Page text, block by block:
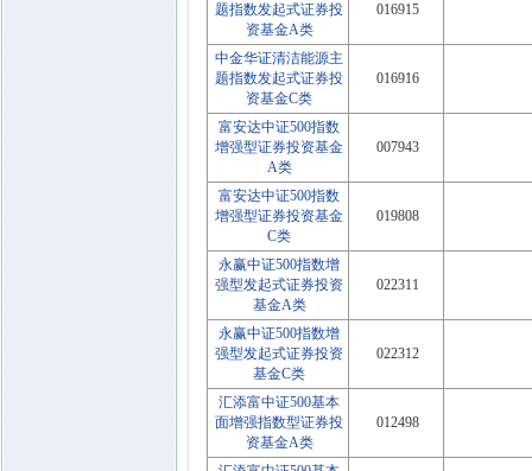
题指数发起式证券投
资基金A类
016915
中金华证清洁能源主
题指数发起式证券投
资基金C类
016916
富安达中证500指数
增强型证券投资基金
A类
007943
富安达中证500指数
增强型证券投资基金
C类
019808
永赢中证500指数增
强型发起式证券投资
基金A类
022311
永赢中证500指数增
强型发起式证券投资
基金C类
022312
汇添富中证500基本
面增强指数型证券投
资基金A类
012498